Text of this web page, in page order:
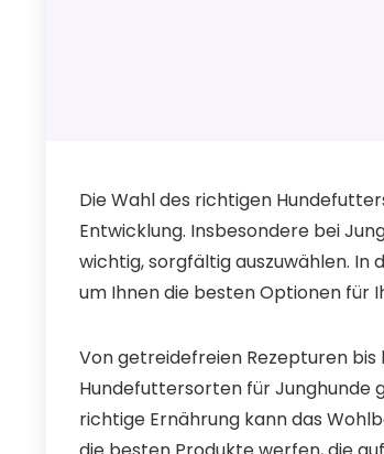
Die Wahl des richtigen
Entwicklung. Insbesondere bei
wichtig, sorgfältig auszuwählen.
um Ihnen die besten Optionen für
Von getreidefreien Rezepturen
Hundefuttersorten für Junghunde
richtige Ernährung kann das